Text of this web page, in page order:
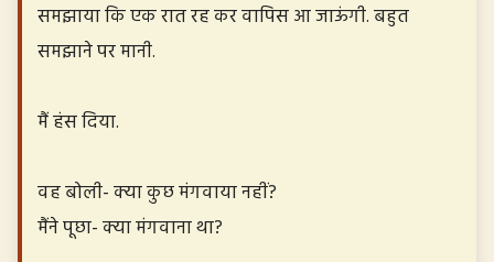
समझाया कि एक रात रह कर वापिस आ जाऊंगी. बहुत
समझाने पर मानी.
मैं हंस दिया.
वह बोली- क्या कुछ मंगवाया नहीं?
मैंने पूछा- क्या मंगवाना था?